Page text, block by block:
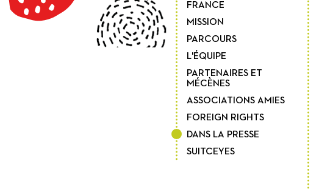
FRANCE
MISSION
PARCOURS
L'ÉQUIPE
PARTENAIRES ET
MÉCÈNES
ASSOCIATIONS AMIES
FOREIGN RIGHTS
DANS LA PRESSE
SUITCEYES